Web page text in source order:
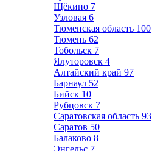
Щёкино 7
Узловая 6
Тюменская область 100
Тюмень 62
Тобольск 7
Ялуторовск 4
Алтайский край 97
Барнаул 52
Бийск 10
Рубцовск 7
Саратовская область 93
Саратов 50
Балаково 8
Энгельс 7